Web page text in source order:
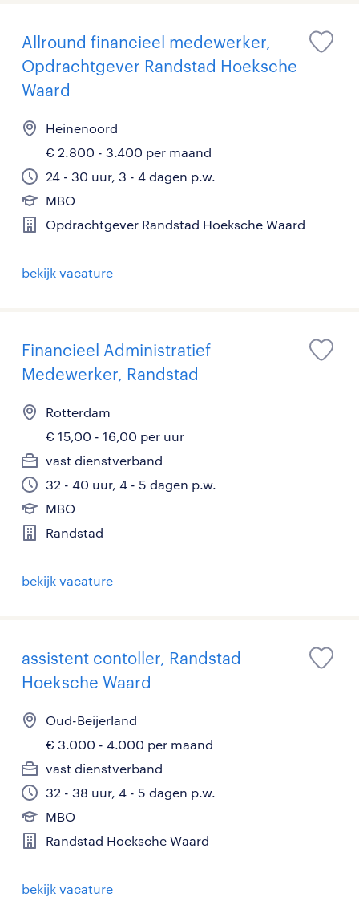
Allround financieel medewerker,
Opdrachtgever Randstad Hoeksche
Waard
Heinenoord
€ 2.800 - 3.400 per maand
24 - 30 uur, 3 - 4 dagen p.w.
MBO
Opdrachtgever Randstad Hoeksche Waard
bekijk vacature
Financieel Administratief
Medewerker, Randstad
Rotterdam
€ 15,00 - 16,00 per uur
vast dienstverband
32 - 40 uur, 4 - 5 dagen p.w.
MBO
Randstad
bekijk vacature
assistent contoller, Randstad
Hoeksche Waard
Oud-Beijerland
€ 3.000 - 4.000 per maand
vast dienstverband
32 - 38 uur, 4 - 5 dagen p.w.
MBO
Randstad Hoeksche Waard
bekijk vacature